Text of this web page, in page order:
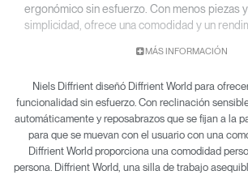
ergonómico sin esfuerzo. Con menos piezas
simplicidad, ofrece una comodidad y un
un asiento de espuma moldeado tapizado en
• El diseño de malla o el tapizado se
cualquier entorno.
• Inspirada en el diseño de ropa, el
Sensing de World LM con tres paneles
de la espalda de la persona que se sienta,
MÁS INFORMACIÓN
Niels Diffrient diseñó Diffrient World para
funcionalidad sin esfuerzo. Con reclinación
automáticamente y reposabrazos que se fijan a la
para que se muevan con el usuario con una
Diffrient World proporciona una comodidad
persona. Diffrient World, una silla de trabajo